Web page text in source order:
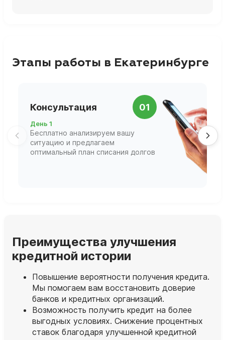
Этапы работы в Екатеринбурге
Консультация 01
День 1
Бесплатно анализируем вашу
ситуацию и предлагаем
оптимальный план списания долгов
Преимущества улучшения
кредитной истории
Повышение вероятности получения кредита.
Мы помогаем вам восстановить доверие
банков и кредитных организаций.
Возможность получить кредит на более
выгодных условиях. Снижение процентных
ставок благодаря улучшенной кредитной